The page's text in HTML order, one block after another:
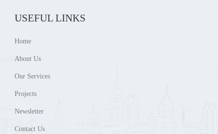
USEFUL LINKS
Home
About Us
Our Services
Projects
Newsletter
Contact Us